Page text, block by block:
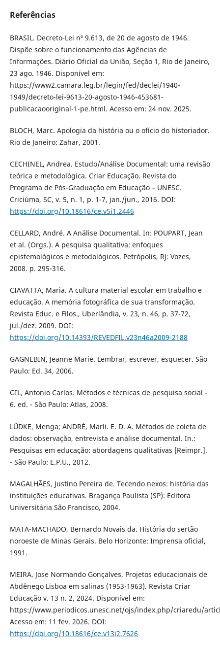
Referências
BRASIL. Decreto-Lei nº 9.613, de 20 de agosto de 1946.
Dispõe sobre o funcionamento das Agências de
Informações. Diário Oficial da União, Seção 1, Rio de Janeiro,
23 ago. 1946. Disponível em:
https://www2.camara.leg.br/legin/fed/declei/1940-
1949/decreto-lei-9613-20-agosto-1946-453681-
publicacaooriginal-1-pe.html. Acesso em: 24 nov. 2025.
BLOCH, Marc. Apologia da história ou o ofício do historiador.
Rio de Janeiro: Zahar, 2001.
CECHINEL, Andrea. Estudo/Análise Documental: uma revisão
teórica e metodológica. Criar Educação. Revista do
Programa de Pós-Graduação em Educação – UNESC.
Criciúma, SC, v. 5, n. 1, p. 1-7, jan./jun., 2016. DOI:
https://doi.org/10.18616/ce.v5i1.2446
CELLARD, André. A Análise Documental. In: POUPART, Jean
et al. (Orgs.). A pesquisa qualitativa: enfoques
epistemológicos e metodológicos. Petrópolis, RJ: Vozes,
2008. p. 295-316.
CIAVATTA, Maria. A cultura material escolar em trabalho e
educação. A memória fotográfica de sua transformação.
Revista Educ. e Filos., Uberlândia, v. 23, n. 46, p. 37-72,
jul./dez. 2009. DOI:
https://doi.org/10.14393/REVEDFIL.v23n46a2009-2188
GAGNEBIN, Jeanne Marie. Lembrar, escrever, esquecer. São
Paulo: Ed. 34, 2006.
GIL, Antonio Carlos. Métodos e técnicas de pesquisa social -
6. ed. - São Paulo: Atlas, 2008.
LÜDKE, Menga; ANDRÉ, Marli. E. D. A. Métodos de coleta de
dados: observação, entrevista e análise documental. In.:
Pesquisas em educação: abordagens qualitativas [Reimpr.].
- São Paulo: E.P.U., 2012.
MAGALHÃES, Justino Pereira de. Tecendo nexos: história das
instituições educativas. Bragança Paulista (SP): Editora
Universitária São Francisco, 2004.
MATA-MACHADO, Bernardo Novais da. História do sertão
noroeste de Minas Gerais. Belo Horizonte: Imprensa oficial,
1991.
MEIRA, Jose Normando Gonçalves. Projetos educacionais de
Abdênego Lisboa em salinas (1953-1963). Revista Criar
Educação v. 13 n. 2, 2024. Disponível em:
https://www.periodicos.unesc.net/ojs/index.php/criaredu/
Acesso em: 11 fev. 2026. DOI:
https://doi.org/10.18616/ce.v13i2.7626